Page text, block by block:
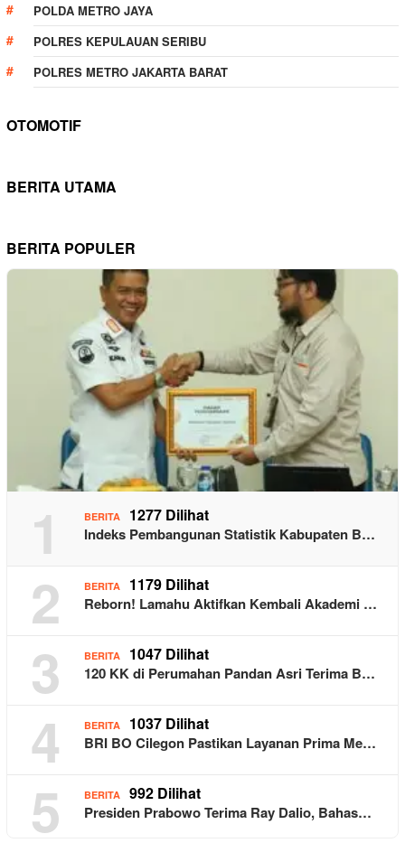
POLDA METRO JAYA
POLRES KEPULAUAN SERIBU
POLRES METRO JAKARTA BARAT
OTOMOTIF
BERITA UTAMA
BERITA POPULER
1 BERITA 1277 Dilihat
Indeks Pembangunan Statistik Kabupaten B…
2 BERITA 1179 Dilihat
Reborn! Lamahu Aktifkan Kembali Akademi …
3 BERITA 1047 Dilihat
120 KK di Perumahan Pandan Asri Terima B…
4 BERITA 1037 Dilihat
BRI BO Cilegon Pastikan Layanan Prima Me…
5 BERITA 992 Dilihat
Presiden Prabowo Terima Ray Dalio, Bahas…